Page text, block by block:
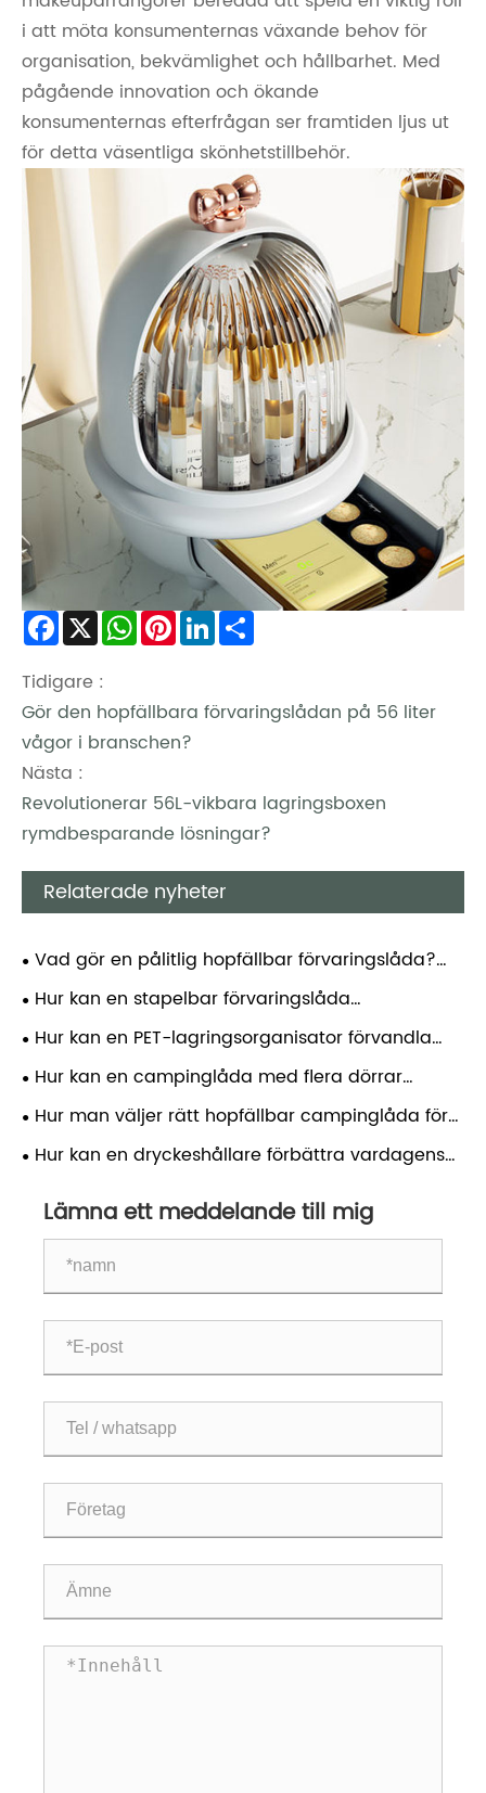
i att möta konsumenternas växande behov för
organisation, bekvämlighet och hållbarhet. Med
pågående innovation och ökande
konsumenternas efterfrågan ser framtiden ljus ut
för detta väsentliga skönhetstillbehör.
Facebook
X WhatsApp
PinterestLinkedIn
Tidigare :
Gör den hopfällbara förvaringslådan på 56 liter
vågor i branschen?
Nästa :
Revolutionerar 56L-vikbara lagringsboxen
rymdbesparande lösningar?
Relaterade nyheter
Vad gör en pålitlig hopfällbar förvaringslåda?
Fullständig vetenskaplig guide till material,
struktur och korrekt användning
Hur kan en stapelbar förvaringslåda
revolutionera din organisation?
Hur kan en PET-lagringsorganisator förvandla
ditt hem?
Hur kan en campinglåda med flera dörrar
förbättra din utomhusupplevelse?
Hur man väljer rätt hopfällbar campinglåda för
dina utomhusbehov
Hur kan en dryckeshållare förbättra vardagens
Lämna ett meddelande till mig